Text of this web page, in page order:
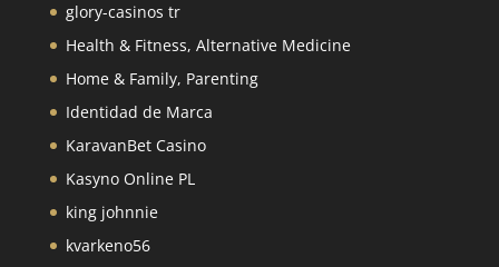
glory-casinos tr
Health & Fitness, Alternative Medicine
Home & Family, Parenting
Identidad de Marca
KaravanBet Casino
Kasyno Online PL
king johnnie
kvarkeno56